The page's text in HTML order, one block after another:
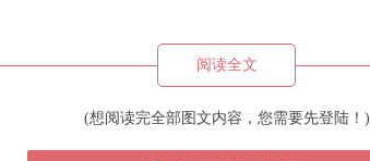
阅读全文
(想阅读完全部图文内容，您需要先登陆！)